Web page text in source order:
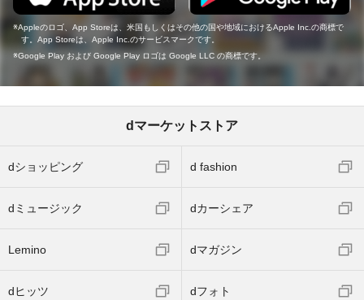
Appleのロゴ、App Storeは、米国もしくはその他の国や地域におけるApple Inc.の商標で
す。App Storeは、Apple Inc.のサービスマークです。
Google Play および Google Play ロゴは Google LLC の商標です。
dマーケットストア
dショッピング d fashion
dミュージック dカーシェア
Lemino dマガジン
dヒッツ dフォト